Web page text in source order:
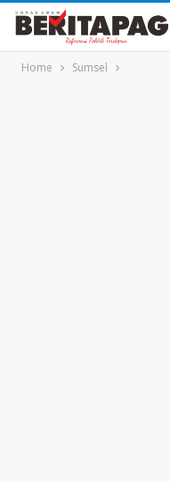
Home Sumsel